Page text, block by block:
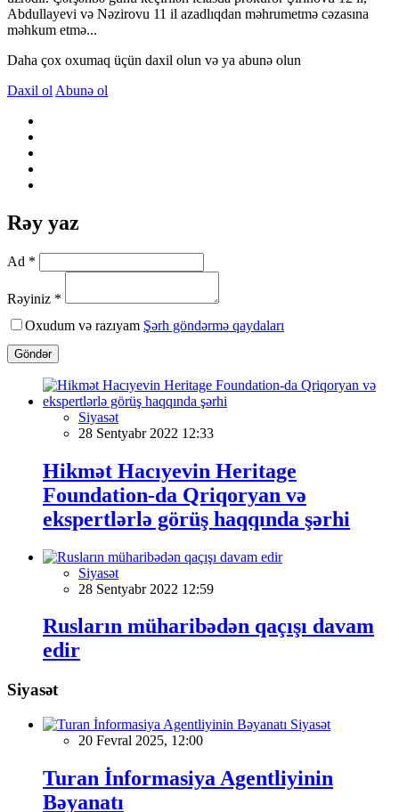
Abdullayevi və Nəzirovu 11 il azadlıqdan məhrumetmə cəzasına
məhkum etmə...
Daha çox oxumaq üçün daxil olun və ya abunə olun
Daxil ol Abunə ol
Rəy yaz
Ad *
Rəyiniz *
Oxudum və razıyam Şərh göndərmə qaydaları
Göndər
Siyasət
28 Sentyabr 2022 12:33
Hikmət Hacıyevin Heritage
Foundation-da Qriqoryan və
ekspertlərlə görüş haqqında şərhi
Siyasət
28 Sentyabr 2022 12:59
Rusların müharibədən qaçışı davam
edir
Siyasət
Siyasət
20 Fevral 2025, 12:00
Turan İnformasiya Agentliyinin
Bəyanatı